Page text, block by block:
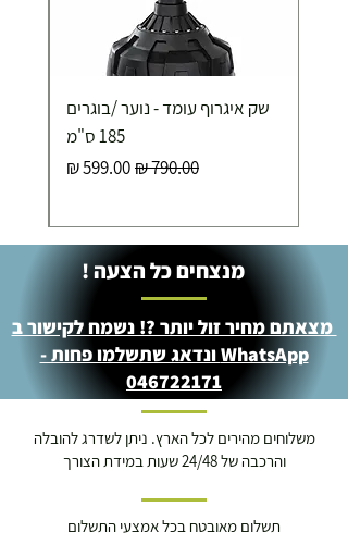
שק איגרוף עומד - נוער /בוגרים
185 ס"מ
מחיר רגילמחיר מבצע
מנצחים כל הצעה !
מצאתם מחיר זול יותר ?! נשמח לקישור ב
WhatsApp ונדאג שתשלמו פחות -
046722171
משלוחים מהירים לכל הארץ. ניתן לשדרג להובלה
והרכבה של 24/48 שעות במידת הצורך
תשלום מאובטח בכל אמצעי התשלום